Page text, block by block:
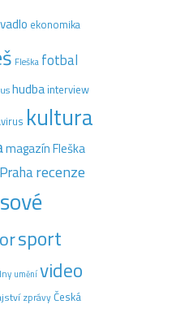
ekonomika
Fleška fotbal
hudba interview
kultura
magazín Fleška
Praharecenze
sport
uměnívideo
zprávyČeská